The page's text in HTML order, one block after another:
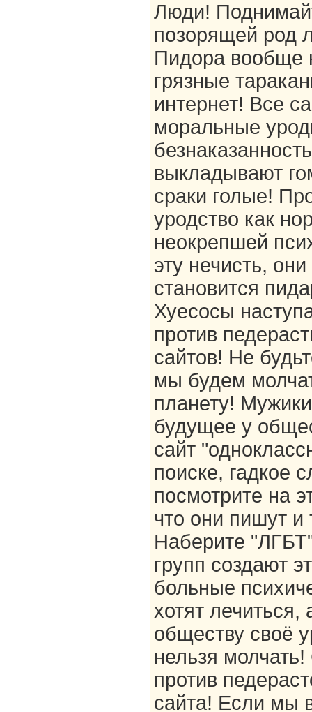
Люди!
позорящей род
Пидора вообще
грязные
интернет! Все
моральные
выкладывают
сраки голые!
уродство как
неокрепшей
эту нечисть,
становится
Хуесосы
против
сайтов! Не
мы будем
планету!
будущее у
сайт
поиске, гадкое
посмотрите на
что они пишут и
Наберите
групп создают
больные
хотят
обществу своё
нельзя
против
сайта! Если мы